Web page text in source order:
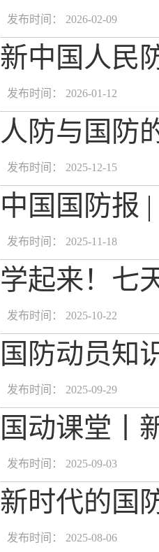
发布时间： 2026-02-09
新中国人民
发布时间： 2026-01-12
人防与国防
发布时间： 2025-12-15
中国国防报
发布时间： 2025-11-18
学起来！七
发布时间： 2025-10-22
国防动员
发布时间： 2025-09-29
国动课堂丨
发布时间： 2025-09-03
新时代的国
发布时间： 2025-08-06